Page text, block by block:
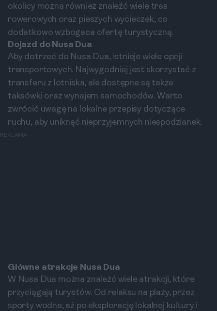
okolicy można również znaleźć wiele tras
rowerowych oraz pieszych wycieczek, co
dodatkowo wzbogaca ofertę turystyczną.
Dojazd do Nusa Dua
Aby dotrzeć do Nusa Dua, istnieje wiele opcji
transportowych. Najwygodniej jest skorzystać z
transferu z lotniska, ale dostępne są także
taksówki oraz wynajem samochodów. Warto
zwrócić uwagę na lokalne przepisy dotyczące
ruchu, aby uniknąć nieprzyjemnych niespodzianek.
REKLAMA
Główne atrakcje Nusa Dua
W Nusa Dua można znaleźć wiele atrakcji, które
przyciągają turystów. Od relaksu na plaży, przez
sporty wodne, aż po eksplorację lokalnej kultury i